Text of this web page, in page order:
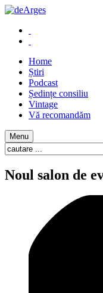
Home
Știri
Podcast
Ședințe consiliu
Vintage
Vă recomandăm
Menu
Noul salon de